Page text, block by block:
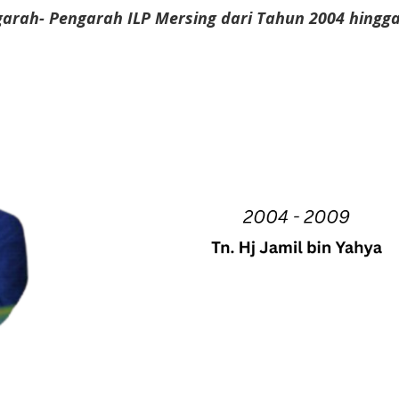
Pengarah ILP Mersing dari Tahun 2004